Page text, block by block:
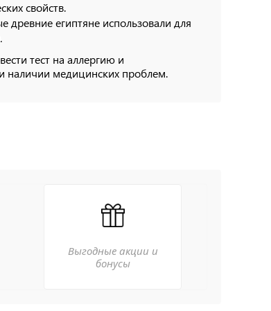
свойств.
египтяне использовали для
тест на аллергию и
наличии медицинских проблем.
Выгодные акции и
бонусы